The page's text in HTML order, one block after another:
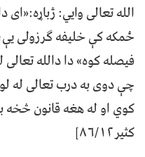
الله تعالی وايي:
ځمکه کې خليفه ګرزولی
فيصله کوه» دا دالله
چې دوی به درب تعالی له
کوي او له هغه قانون څخه
کثير۸۶/۱۲]